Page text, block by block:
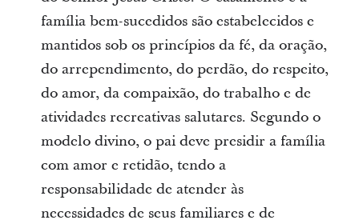
família bem-sucedidos são estabelecidos e
mantidos sob os princípios da fé, da oração,
do arrependimento, do perdão, do respeito,
do amor, da compaixão, do trabalho e de
atividades recreativas salutares. Segundo o
modelo divino, o pai deve presidir a família
com amor e retidão, tendo a
responsabilidade de atender às
necessidades de seus familiares e de